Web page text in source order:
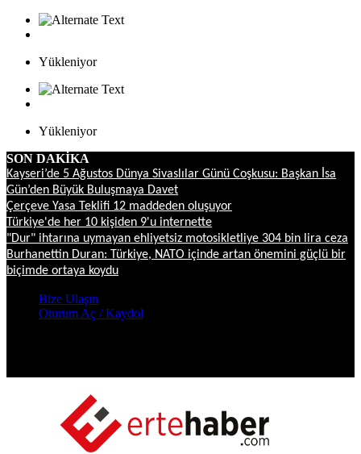
Yükleniyor
Yükleniyor
SON DAKİKA
Kayseri’de 5 Ağustos Dünya Sivaslılar Günü Coşkusu: Başkan İsa
Gün’den Büyük Buluşmaya Davet
Çerçeve Yasa Teklifi 12 maddeden oluşuyor
Türkiye'de her 10 kişiden 9'u internette
"Dur" ihtarına uymayan ehliyetsiz motosikletliye 304 bin lira ceza
Burhanettin Duran: Türkiye, NATO içinde artan önemini güçlü bir
biçimde ortaya koydu
Bize Ulaşın
Oturum Aç / Kaydol